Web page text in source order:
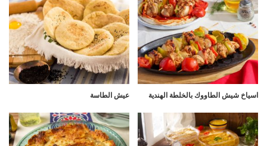
اسياخ شيش الطاووك بالخلطة الهندية عيش الطاسة